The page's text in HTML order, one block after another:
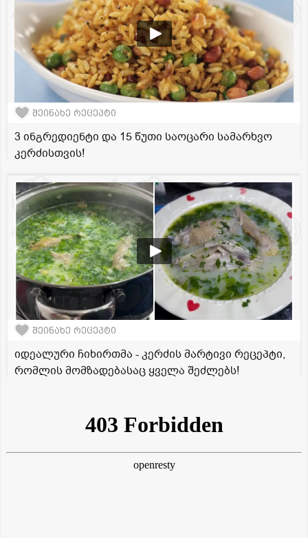
შეინახე რეცეპტი
3 ინგრედიენტი და 15 წუთი საოცარი სამარხვო
კერძისთვის!
შეინახე რეცეპტი
იდეალური ჩიხირთმა - კერძის მარტივი რეცეპტი,
რომლის მომზადებასაც ყველა შეძლებს!